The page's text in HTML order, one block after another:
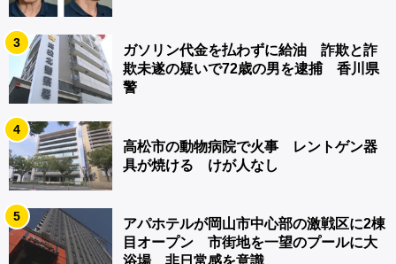
3
ガソリン代金を払わずに給油 詐欺と詐
欺未遂の疑いで72歳の男を逮捕 香川県
警
4
高松市の動物病院で火事 レントゲン器
具が焼ける けが人なし
5
アパホテルが岡山市中心部の激戦区に2棟
目オープン 市街地を一望のプールに大